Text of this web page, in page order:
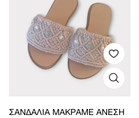
ΣΑΝΔΆΛΙΑ ΜΑΚΡΑΜΈ ΆΝΕΣΗ